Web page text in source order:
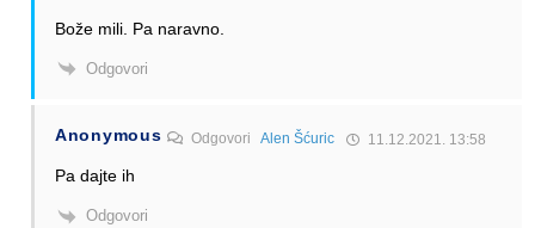
Bože mili. Pa naravno.
Odgovori
Anonymous OdgovoriAlen Šćuric 11.12.2021. 13:58
Pa dajte ih
Odgovori